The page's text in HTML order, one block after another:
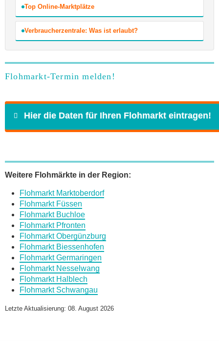
Top Online-Marktplätze
Verbraucherzentrale: Was ist erlaubt?
Flohmarkt-Termin melden!
Hier die Daten für Ihren Flohmarkt eintragen!
E-Mail*
Daten des Flohmarkts
Name des Flohmarkts
Weitere Flohmärkte in der Region:
Flohmarkt Marktoberdorf
Flohmarkt Füssen
Flohmarkt Buchloe
Flohmarkt Pfronten
Flohmarkt Obergünzburg
Flohmarkt Biessenhofen
Flohmarkt Germaringen
Flohmarkt Nesselwang
Flohmarkt Halblech
Flohmarkt Schwangau
Letzte Aktualisierung: 08. August 2026